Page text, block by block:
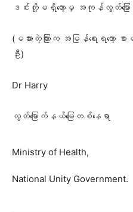
ဒင်းတို့မရှိတော့မှ အကုန်လွတ်မြော
(မအားတဲ့ကြားက အမြန်ရေးရတော့
ဦး)
Dr Harry
လွတ်မြောက်နယ်မြေတစ်နေရာ
Ministry of Health,
National Unity Government.